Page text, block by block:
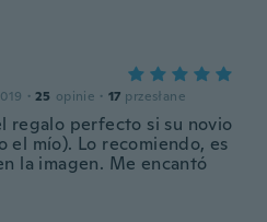
· 25 opinie · 17 przesłane
regalo perfecto si su novio
el mío). Lo recomiendo, es
la imagen. Me encantó